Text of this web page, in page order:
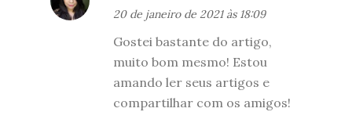
20 de janeiro de 2021 às 18:09
Gostei bastante do artigo,
muito bom mesmo! Estou
amando ler seus artigos e
compartilhar com os amigos!